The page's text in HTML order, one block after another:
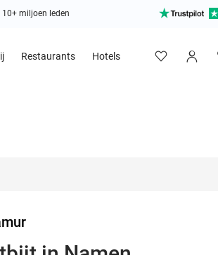
10+ miljoen leden
Restaurants Hotels